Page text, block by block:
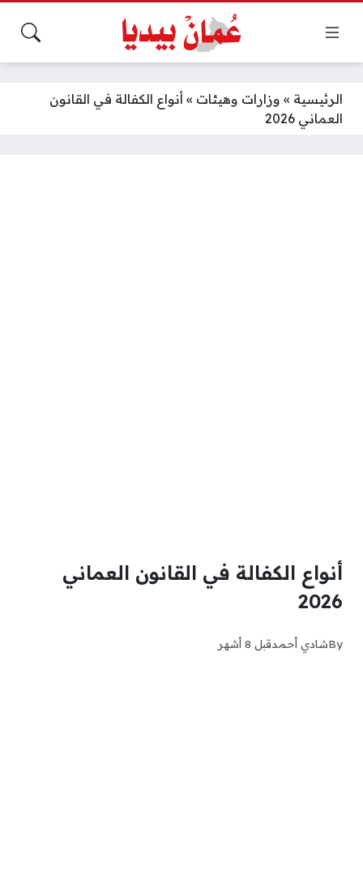
الرئيسية » وزارات وهيئات » أنواع الكفالة في القانون
العماني 2026
أنواع الكفالة في القانون العماني
2026
Byشادي أحمدقبل 8 أشهر